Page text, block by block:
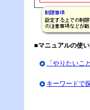
■マニュアルの使
「やりたいこ
キーワードで